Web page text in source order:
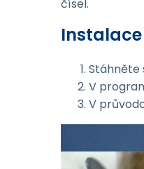
čísel.
Instalace
Stáhněte
V
V